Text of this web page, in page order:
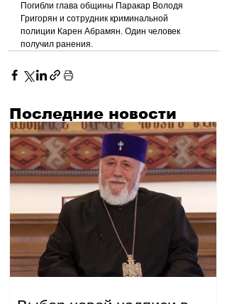
Погибли глава общины Паракар Володя
Григорян и сотрудник криминальной
полиции Карен Абрамян. Один человек
получил ранения.
Последние новости